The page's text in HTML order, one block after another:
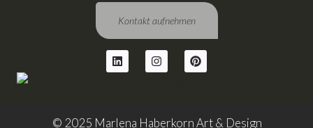
Kontakt aufnehmen
© 2025 Marlena Haberkorn Art & Design